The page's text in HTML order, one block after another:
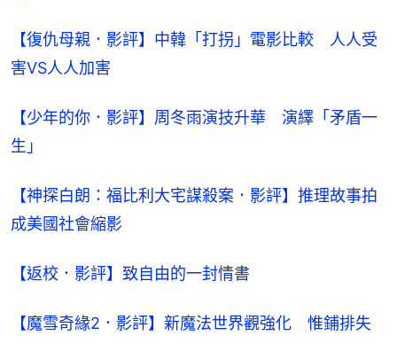
【復仇母親．影評】中韓「打拐」電影比較　人人受
害VS人人加害
【少年的你．影評】周冬雨演技升華　演繹「矛盾一
生」
【神探白朗：福比利大宅謀殺案．影評】推理故事拍
成美國社會縮影
【返校．影評】致自由的一封情書
【魔雪奇緣2．影評】新魔法世界觀強化　惟鋪排失